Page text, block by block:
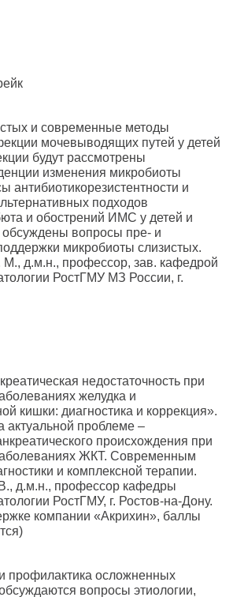
и современные методы
мочевыводящих путей у детей
будут рассмотрены
изменения микробиоты
антибиотикорезистентности и
подходов
и обострений ИМС у детей и
обсуждены вопросы пре- и
микробиоты слизистых.
М., д.м.н., профессор, зав. кафедрой
РостГМУ МЗ России, г.
недостаточность при
желудка и
кишки: диагностика и коррекция».
актуальной проблеме –
происхождения при
ЖКТ. Современным
и комплексной терапии.
д.м.н., профессор кафедры
РостГМУ, г. Ростов-на-Дону.
компании «Акрихин», баллы
профилактика осложненных
вопросы этиологии,